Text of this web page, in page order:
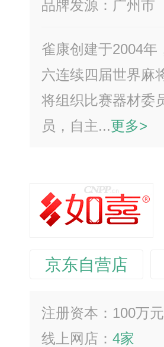
品牌发源：广州市
雀康创建于2004年
六连续四届世界麻
将组织比赛器材委
员，自主...更多>
京东自营店
注册资本：100万元
线上网店： 4家